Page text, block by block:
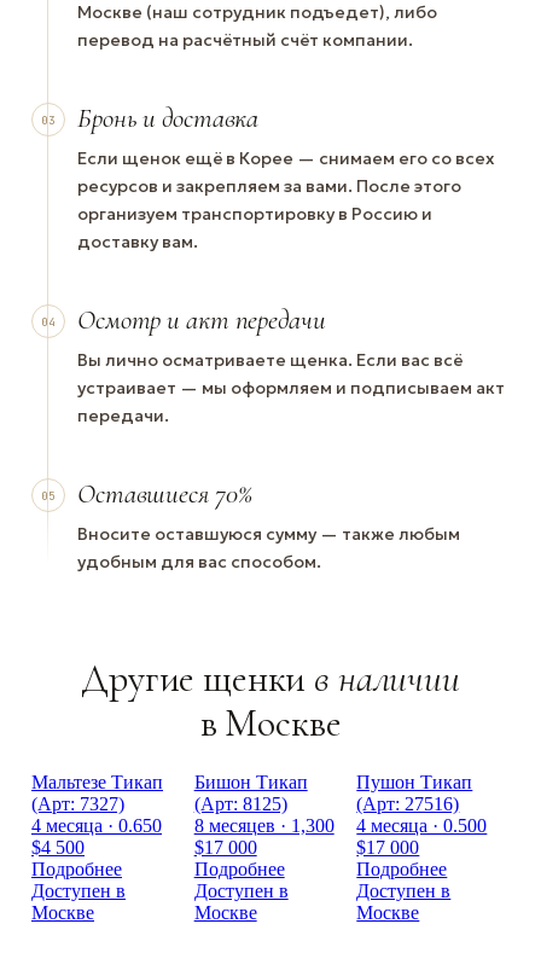
Москве (наш сотрудник подъедет), либо
перевод на расчётный счёт компании.
03 Бронь и доставка
Если щенок ещё в Корее — снимаем его со всех
ресурсов и закрепляем за вами. После этого
организуем транспортировку в Россию и
доставку вам.
04 Осмотр и акт передачи
Вы лично осматриваете щенка. Если вас всё
устраивает — мы оформляем и подписываем акт
передачи.
05 Оставшиеся 70%
Вносите оставшуюся сумму — также любым
удобным для вас способом.
Другие щенки в наличии
в Москве
Мальтезе Тикап
(Арт: 7327)
4 месяца · 0.650
$4 500
Подробнее
Доступен в
Москве
Бишон Тикап
(Арт: 8125)
8 месяцев · 1,300
$17 000
Подробнее
Доступен в
Москве
Пушон Тикап
(Арт: 27516)
4 месяца · 0.500
$17 000
Подробнее
Доступен в
Москве